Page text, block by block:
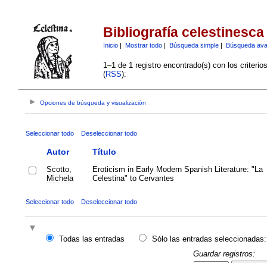
Bibliografía celestinesca
Inicio| Mostrar todo| Búsqueda simple| Búsqueda
1–1 de 1 registro encontrado(s) con los
(RSS):
Opciones de búsqueda y visualización
Seleccionar todo Deseleccionar todo
Autor Título
Scotto,
Michela
Eroticism in Early Modern Spanish Literature: "La
Celestina" to Cervantes
Seleccionar todo Deseleccionar todo
Todas las entradas
Sólo las entradas seleccionadas:
Guardar registros: